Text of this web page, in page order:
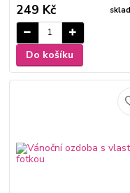
249 Kč
Do košíku